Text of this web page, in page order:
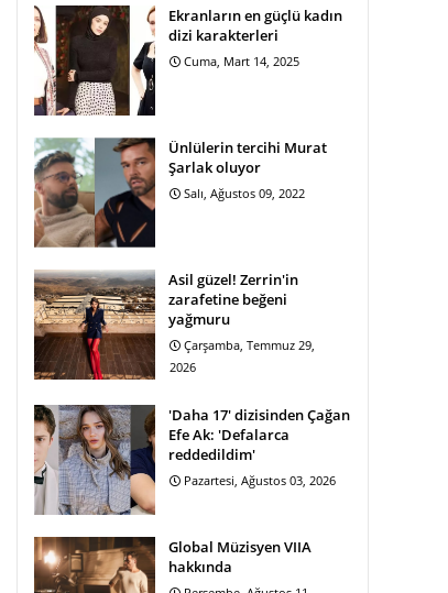
Ekranların en güçlü kadın
dizi karakterleri
Cuma, Mart 14, 2025
Ünlülerin tercihi Murat
Şarlak oluyor
Salı, Ağustos 09, 2022
Asil güzel! Zerrin'in
zarafetine beğeni
yağmuru
Çarşamba, Temmuz 29,
2026
'Daha 17' dizisinden Çağan
Efe Ak: 'Defalarca
reddedildim'
Pazartesi, Ağustos 03, 2026
Global Müzisyen VIIA
hakkında